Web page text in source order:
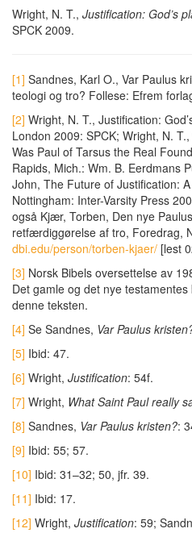
Wright, N. T., Justification: God’s
SPCK 2009.
[1] Sandnes, Karl O., Var Paulus
teologi og tro? Follese: Efrem
[2] Wright, N. T., Justification:
London 2009: SPCK; Wright, N.
Was Paul of Tarsus the Real
Rapids, Mich.: Wm. B. Eerdmans
John, The Future of Justification:
Nottingham: Inter-Varsity Press
også Kjær, Torben, Den nye
retfærdiggørelse af tro, Foredrag,
dbi.edu/person/torben-kjaer/ [lest
[3] Norsk Bibels oversettelse av
Det gamle og det nye
denne teksten.
[4] Se Sandnes, Var Paulus
[5] Ibid: 47.
[6] Wright, Justification: 54f.
[7] Wright, What Saint Paul really
[8] Sandnes, Var Paulus kristen?:
[9] Ibid: 55; 57.
[10] Ibid: 31–32; 50, jfr. 39.
[11] Ibid: 17.
[12] Wright, Justification: 59;